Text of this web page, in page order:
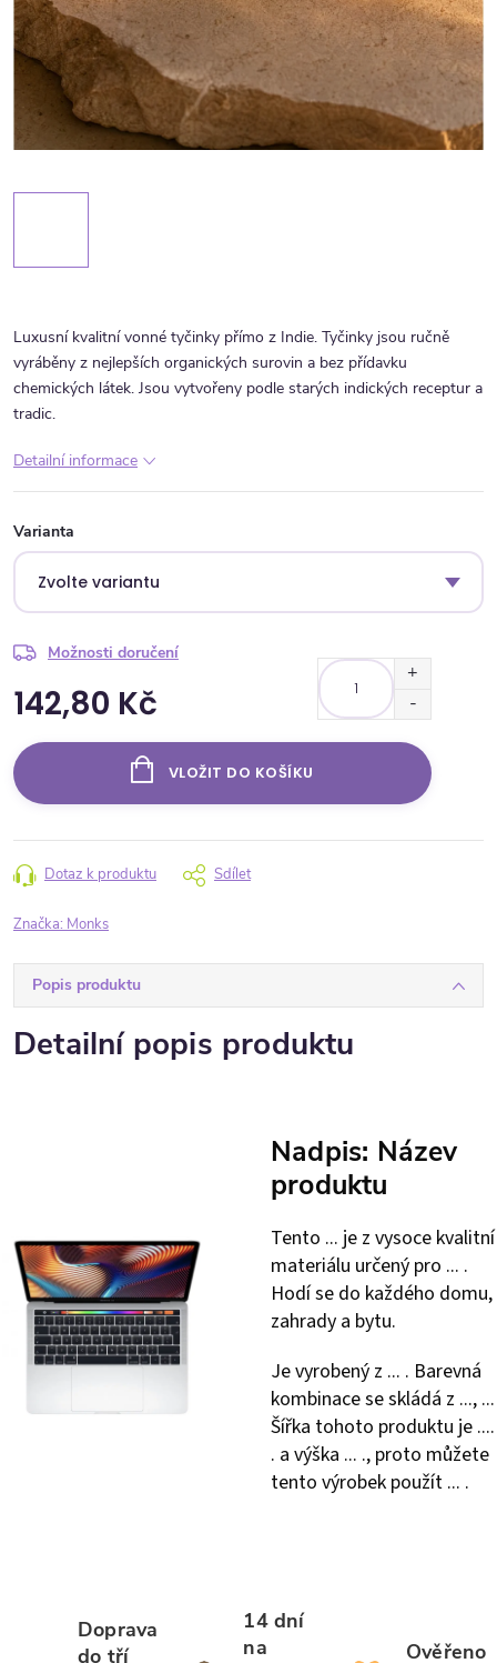
Luxusní kvalitní vonné tyčinky přímo z Indie. Tyčinky jsou ručně
vyráběny z nejlepších organických surovin a bez přídavku
chemických látek. Jsou vytvořeny podle starých indických receptur a
tradic.
Detailní informace
Varianta
Možnosti doručení
142,80 Kč
VLOŽIT DO KOŠÍKU
Dotaz k produktu Sdílet
Značka: Monks
Popis produktu
Detailní popis produktu
Nadpis: Název
produktu
Tento ... je z vysoce kvalitní
materiálu určený pro ... .
Hodí se do každého domu,
zahrady a bytu.
Je vyrobený z ... . Barevná
kombinace se skládá z ..., ...
Šířka tohoto produktu je ....
. a výška ... ., proto můžete
tento výrobek použít ... .
Doprava
do tří
14 dní
na
Ověřeno